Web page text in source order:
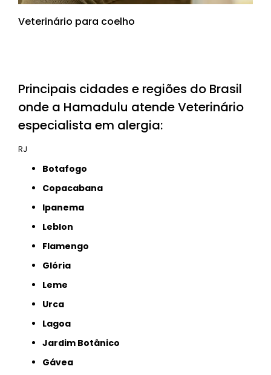
Veterinário para coelho
Principais cidades e regiões do Brasil
onde a Hamadulu atende Veterinário
especialista em alergia:
RJ
Botafogo
Copacabana
Ipanema
Leblon
Flamengo
Glória
Leme
Urca
Lagoa
Jardim Botânico
Gávea